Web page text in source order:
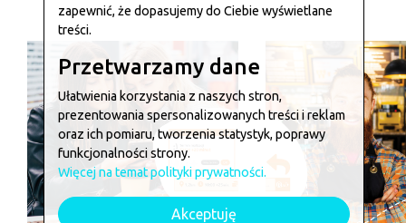
zapewnić, że dopasujemy do Ciebie wyświetlane
treści.
Przetwarzamy dane
Ułatwienia korzystania z naszych stron,
prezentowania spersonalizowanych treści i reklam
oraz ich pomiaru, tworzenia statystyk, poprawy
funkcjonalności strony.
Więcej na temat polityki prywatności.
Akceptuję